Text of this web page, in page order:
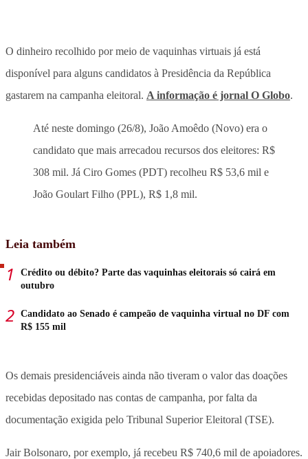
O dinheiro recolhido por meio de vaquinhas virtuais já está
disponível para alguns candidatos à Presidência da República
gastarem na campanha eleitoral. A informação é jornal O Globo.
Até neste domingo (26/8), João Amoêdo (Novo) era o
candidato que mais arrecadou recursos dos eleitores: R$
308 mil. Já Ciro Gomes (PDT) recolheu R$ 53,6 mil e
João Goulart Filho (PPL), R$ 1,8 mil.
Leia também
Crédito ou débito? Parte das vaquinhas eleitorais só cairá em
outubro
Candidato ao Senado é campeão de vaquinha virtual no DF com
R$ 155 mil
Os demais presidenciáveis ainda não tiveram o valor das doações
recebidas depositado nas contas de campanha, por falta da
documentação exigida pelo Tribunal Superior Eleitoral (TSE).
Jair Bolsonaro, por exemplo, já recebeu R$ 740,6 mil de apoiadores.